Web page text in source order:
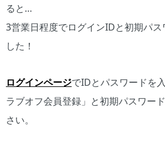
ると…
3営業日程度でログインIDと初期パ
した！
ログインページでIDとパスワードを
ラブオフ会員登録」と初期パスワー
さい。